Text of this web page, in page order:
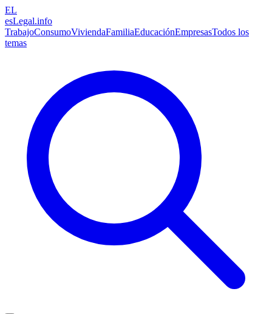
EL
esLegal.info
TrabajoConsumoViviendaFamiliaEducaciónEmpresasTodos los
temas